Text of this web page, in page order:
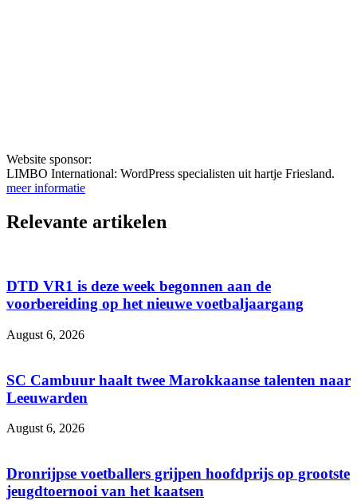
Website sponsor:
LIMBO International: WordPress specialisten uit hartje Friesland.
meer informatie
Relevante artikelen
DTD VR1 is deze week begonnen aan de
voorbereiding op het nieuwe voetbaljaargang
August 6, 2026
SC Cambuur haalt twee Marokkaanse talenten naar
Leeuwarden
August 6, 2026
Dronrijpse voetballers grijpen hoofdprijs op grootste
jeugdtoernooi van het kaatsen